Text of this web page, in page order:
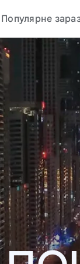
Популярне